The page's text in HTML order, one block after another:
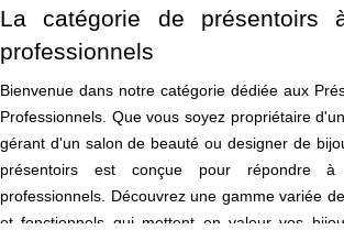
La catégorie de présentoirs
professionnels
Bienvenue dans notre catégorie dédiée aux
Professionnels. Que vous soyez propriétaire
gérant d'un salon de beauté ou designer de
présentoirs est conçue pour répondre
professionnels. Découvrez une gamme variée
et fonctionnels qui mettent en valeur vos